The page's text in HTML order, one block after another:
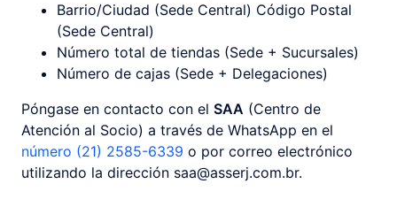
Barrio/Ciudad (Sede Central) Código Postal
(Sede Central)
Número total de tiendas (Sede + Sucursales)
Número de cajas (Sede + Delegaciones)
Póngase en contacto con el SAA (Centro de
Atención al Socio) a través de WhatsApp en el
número (21) 2585-6339 o por correo electrónico
utilizando la dirección saa@asserj.com.br.